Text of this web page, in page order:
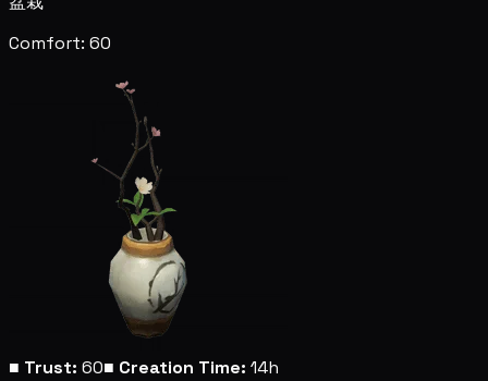
Comfort: 60
■ Trust: 60■ Creation Time: 14h